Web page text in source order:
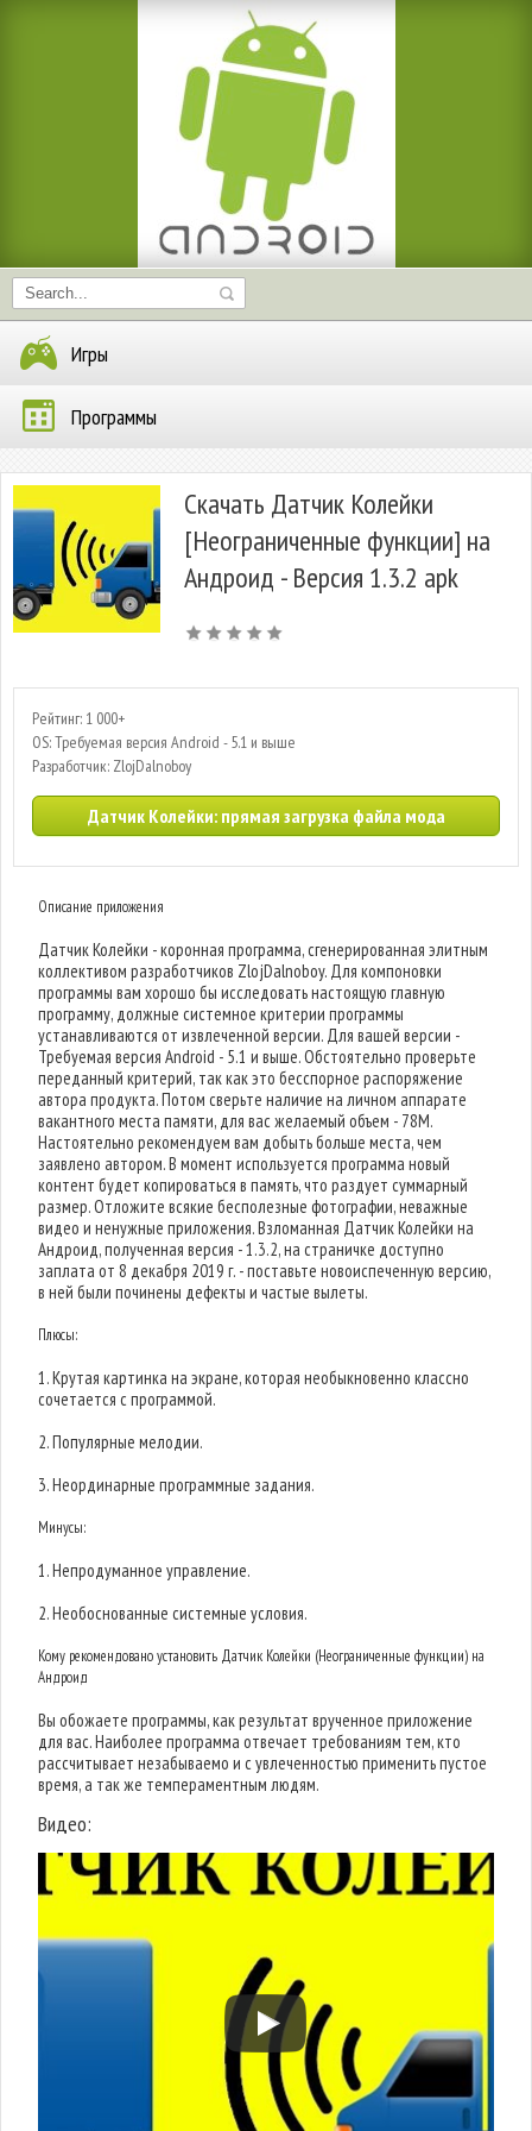
Игры
Программы
Скачать Датчик Колейки
[Неограниченные функции] на
Андроид - Версия 1.3.2 apk
Рейтинг: 1 000+
OS: Требуемая версия Android - 5.1 и выше
Разработчик: ZlojDalnoboy
Датчик Колейки: прямая загрузка файла мода
Описание приложения
Датчик Колейки - коронная программа, сгенерированная элитным
коллективом разработчиков ZlojDalnoboy. Для компоновки
программы вам хорошо бы исследовать настоящую главную
программу, должные системное критерии программы
устанавливаются от извлеченной версии. Для вашей версии -
Требуемая версия Android - 5.1 и выше. Обстоятельно проверьте
переданный критерий, так как это бесспорное распоряжение
автора продукта. Потом сверьте наличие на личном аппарате
вакантного места памяти, для вас желаемый объем - 78M.
Настоятельно рекомендуем вам добыть больше места, чем
заявлено автором. В момент используется программа новый
контент будет копироваться в память, что раздует суммарный
размер. Отложите всякие бесполезные фотографии, неважные
видео и ненужные приложения. Взломанная Датчик Колейки на
Андроид, полученная версия - 1.3.2, на страничке доступно
заплата от 8 декабря 2019 г. - поставьте новоиспеченную версию,
в ней были починены дефекты и частые вылеты.
Плюсы:
1. Крутая картинка на экране, которая необыкновенно классно
сочетается с программой.
2. Популярные мелодии.
3. Неординарные программные задания.
Минусы:
1. Непродуманное управление.
2. Необоснованные системные условия.
Кому рекомендовано установить Датчик Колейки (Неограниченные функции) на
Андроид
Вы обожаете программы, как результат врученное приложение
для вас. Наиболее программа отвечает требованиям тем, кто
рассчитывает незабываемо и с увлеченностью применить пустое
время, а так же темпераментным людям.
Видео: